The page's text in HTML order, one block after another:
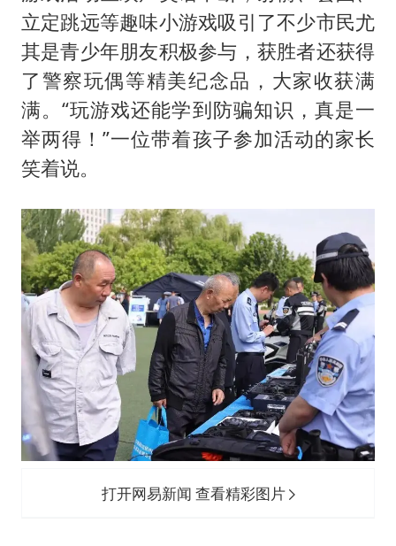
立定跳远等趣味小游戏吸引了不少市民尤
其是青少年朋友积极参与，获胜者还获得
了警察玩偶等精美纪念品，大家收获满
满。“玩游戏还能学到防骗知识，真是一
举两得！”一位带着孩子参加活动的家长
笑着说。
打开网易新闻 查看精彩图片